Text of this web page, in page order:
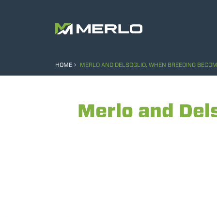
HOME MERLO AND DELSOGLIO, WHEN BREEDING
Merlo and